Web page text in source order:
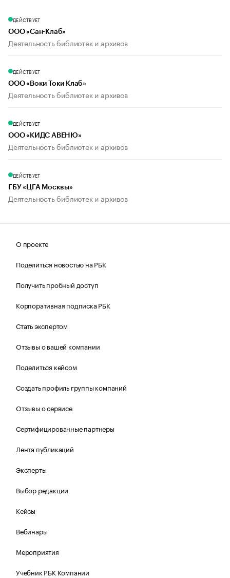
ДЕЙСТВУЕТ
ООО «Сан-Клаб»
Деятельность библиотек и архивов
ДЕЙСТВУЕТ
ООО «Воки Токи Клаб»
Деятельность библиотек и архивов
ДЕЙСТВУЕТ
ООО «КИДС АВЕНЮ»
Деятельность библиотек и архивов
ДЕЙСТВУЕТ
ГБУ «ЦГА Москвы»
Деятельность библиотек и архивов
О проекте
Поделиться новостью на РБК
Получить пробный доступ
Корпоративная подписка РБК
Стать экспертом
Отзывы о вашей компании
Поделиться кейсом
Создать профиль группы компаний
Отзывы о сервисе
Сертифицированные партнеры
Лента публикаций
Эксперты
Выбор редакции
Кейсы
Вебинары
Мероприятия
Учебник РБК Компании